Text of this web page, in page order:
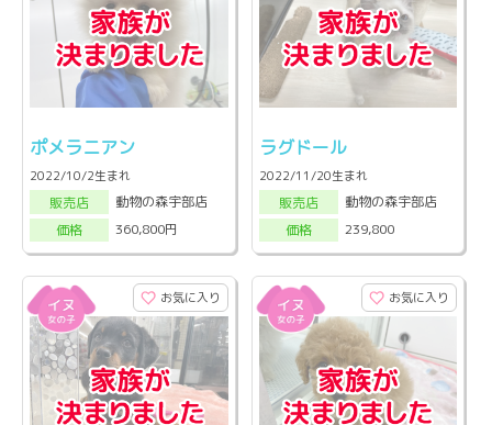
ポメラニアン
2022/10/2生まれ
販売店
動物の森宇部店
価格
360,800円
ラグドール
2022/11/20生まれ
販売店
動物の森宇部店
価格
239,800
お気に入り お気に入り